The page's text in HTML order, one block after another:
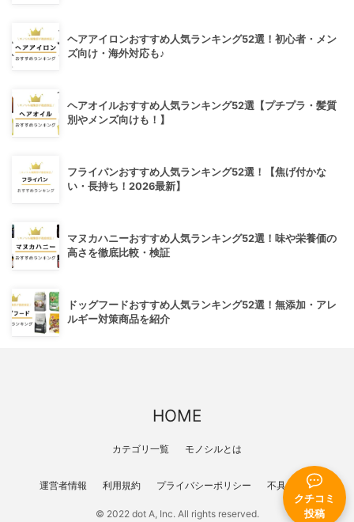
クチコミ
投稿
ヘアアイロンおすすめ人気ランキング52選！初心者・メン
ズ向け・海外対応も♪
ヘアオイルおすすめ人気ランキング52選【プチプラ・髪質
別やメンズ向けも！】
フライパンおすすめ人気ランキング52選！【焦げ付かな
い・長持ち！2026最新】
マヌカハニーおすすめ人気ランキング52選！味や栄養価の
高さを徹底比較・検証
ドッグフードおすすめ人気ランキング52選！無添加・アレ
ルギー対策商品を紹介
HOME
カテゴリ一覧 モノシルとは
運営者情報 利用規約 プライバシーポリシー 不具合報告
© 2022 dot A, Inc. All rights reserved.